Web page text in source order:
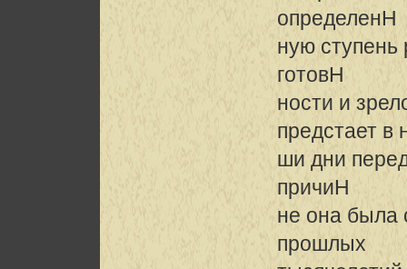
определенH
ную ступень
готовH
ности и
предстает в
ши дни
причиH
не она была
прошлых